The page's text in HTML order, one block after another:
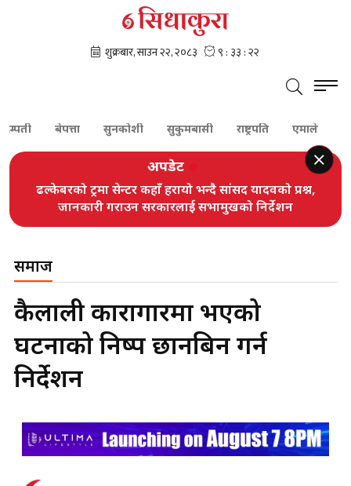
बेपत्ता सुनकोशी सुकुमबासी राष्ट्रपति एमाले
अपडेट
ढल्केबरको ट्रमा सेन्टर कहाँ हरायो भन्दै सांसद यादवको प्रश्न,
जानकारी गराउन सरकारलाई सभामुखको निर्देशन
समाज
कैलाली कारागारमा भएको
घटनाको निष्पक्ष छानबिन गर्न
निर्देशन